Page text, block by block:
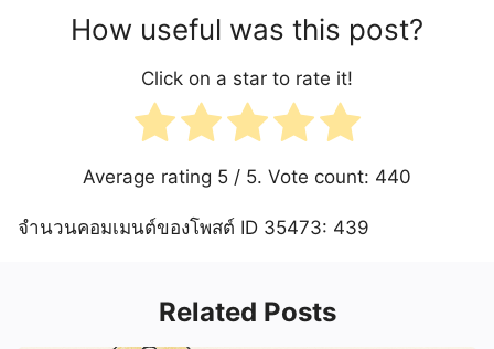
How useful was this post?
Click on a star to rate it!
Average rating 5 / 5. Vote count: 440
จำนวนคอมเมนต์ของโพสต์ ID 35473: 439
Related Posts